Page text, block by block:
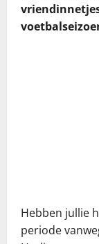
Hebben jullie
periode